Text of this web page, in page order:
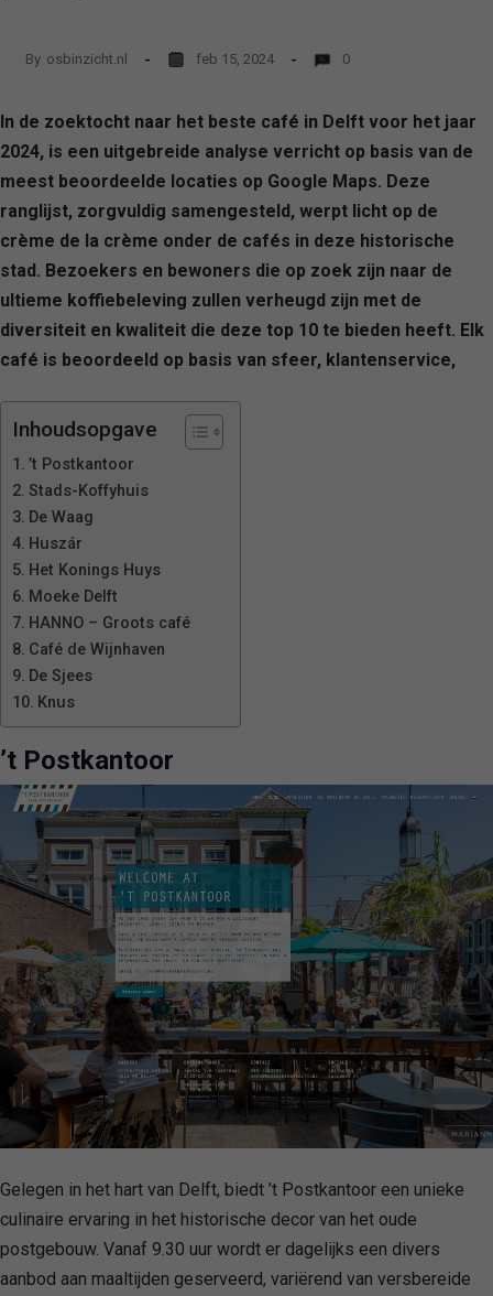
By osbinzicht.nl feb 15, 2024 0
In de zoektocht naar het beste café in Delft voor het jaar
2024, is een uitgebreide analyse verricht op basis van de
meest beoordeelde locaties op Google Maps. Deze
ranglijst, zorgvuldig samengesteld, werpt licht op de
crème de la crème onder de cafés in deze historische
stad. Bezoekers en bewoners die op zoek zijn naar de
ultieme koffiebeleving zullen verheugd zijn met de
diversiteit en kwaliteit die deze top 10 te bieden heeft. Elk
café is beoordeeld op basis van sfeer, klantenservice,
Inhoudsopgave
’t Postkantoor
Stads-Koffyhuis
De Waag
Huszár
Het Konings Huys
Moeke Delft
HANNO – Groots café
Café de Wijnhaven
De Sjees
Knus
’t Postkantoor
Gelegen in het hart van Delft, biedt ’t Postkantoor een unieke
culinaire ervaring in het historische decor van het oude
postgebouw. Vanaf 9.30 uur wordt er dagelijks een divers
aanbod aan maaltijden geserveerd, variërend van versbereide